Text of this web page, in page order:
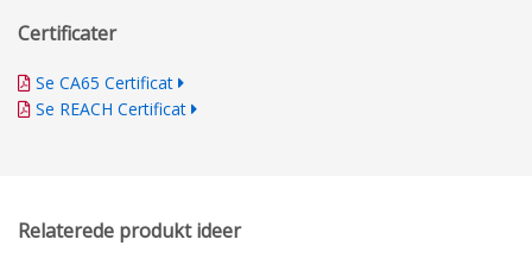
Certificater
Se CA65 Certificat
Se REACH Certificat
Relaterede produkt ideer